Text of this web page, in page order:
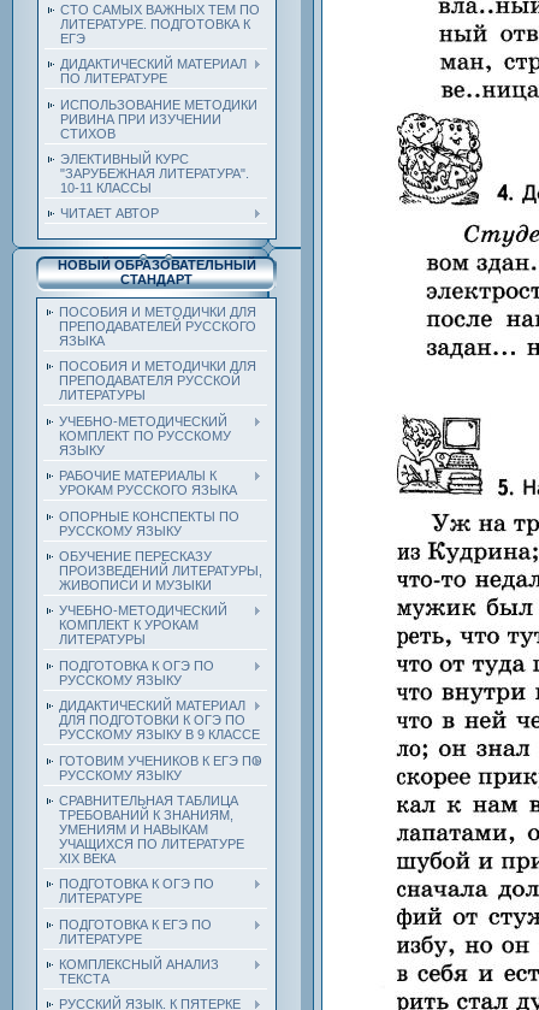
СТО САМЫХ ВАЖНЫХ ТЕМ ПО
ЛИТЕРАТУРЕ. ПОДГОТОВКА К
ЕГЭ
ДИДАКТИЧЕСКИЙ МАТЕРИАЛ
ПО ЛИТЕРАТУРЕ
ИСПОЛЬЗОВАНИЕ МЕТОДИКИ
РИВИНА ПРИ ИЗУЧЕНИИ
СТИХОВ
ЭЛЕКТИВНЫЙ КУРС
"ЗАРУБЕЖНАЯ ЛИТЕРАТУРА".
10-11 КЛАССЫ
ЧИТАЕТ АВТОР
НОВЫЙ ОБРАЗОВАТЕЛЬНЫЙ
СТАНДАРТ
ПОСОБИЯ И МЕТОДИЧКИ ДЛЯ
ПРЕПОДАВАТЕЛЕЙ РУССКОГО
ЯЗЫКА
ПОСОБИЯ И МЕТОДИЧКИ ДЛЯ
ПРЕПОДАВАТЕЛЯ РУССКОЙ
ЛИТЕРАТУРЫ
УЧЕБНО-МЕТОДИЧЕСКИЙ
КОМПЛЕКТ ПО РУССКОМУ
ЯЗЫКУ
РАБОЧИЕ МАТЕРИАЛЫ К
УРОКАМ РУССКОГО ЯЗЫКА
ОПОРНЫЕ КОНСПЕКТЫ ПО
РУССКОМУ ЯЗЫКУ
ОБУЧЕНИЕ ПЕРЕСКАЗУ
ПРОИЗВЕДЕНИЙ ЛИТЕРАТУРЫ,
ЖИВОПИСИ И МУЗЫКИ
УЧЕБНО-МЕТОДИЧЕСКИЙ
КОМПЛЕКТ К УРОКАМ
ЛИТЕРАТУРЫ
ПОДГОТОВКА К ОГЭ ПО
РУССКОМУ ЯЗЫКУ
ДИДАКТИЧЕСКИЙ МАТЕРИАЛ
ДЛЯ ПОДГОТОВКИ К ОГЭ ПО
РУССКОМУ ЯЗЫКУ В 9 КЛАССЕ
ГОТОВИМ УЧЕНИКОВ К ЕГЭ ПО
РУССКОМУ ЯЗЫКУ
СРАВНИТЕЛЬНАЯ ТАБЛИЦА
ТРЕБОВАНИЙ К ЗНАНИЯМ,
УМЕНИЯМ И НАВЫКАМ
УЧАЩИХСЯ ПО ЛИТЕРАТУРЕ
ХIХ ВЕКА
ПОДГОТОВКА К ОГЭ ПО
ЛИТЕРАТУРЕ
ПОДГОТОВКА К ЕГЭ ПО
ЛИТЕРАТУРЕ
КОМПЛЕКСНЫЙ АНАЛИЗ
ТЕКСТА
РУССКИЙ ЯЗЫК. К ПЯТЕРКЕ